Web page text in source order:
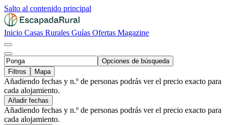
Salto al contenido principal
Inicio Casas Rurales Guías Ofertas Magazine
Opciones de búsqueda
Filtros
Mapa
Añadiendo fechas y n.º de personas podrás ver el precio exacto para
cada alojamiento.
Añadir fechas
Añadiendo fechas y n.º de personas podrás ver el precio exacto para
cada alojamiento.